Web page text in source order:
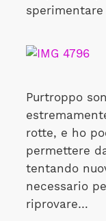
Purtroppo
rotte, e ho
permettere
tentando
necessario
riprovare…